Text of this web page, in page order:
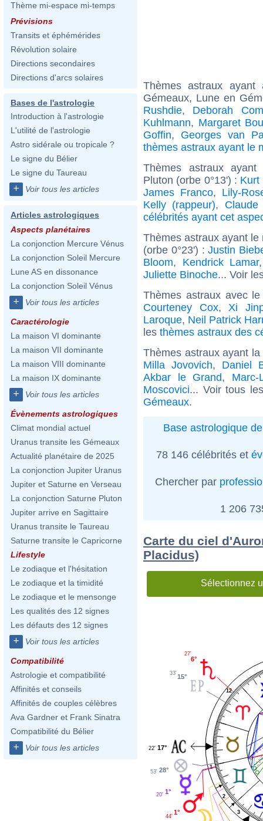
Thème mi-espace mi-temps
Prévisions
Transits et éphémérides
Révolution solaire
Directions secondaires
Directions d'arcs solaires
Bases de l'astrologie
Introduction à l'astrologie
L'utilité de l'astrologie
Astro sidérale ou tropicale ?
Le signe du Bélier
Le signe du Taureau
+ Voir tous les articles
Articles astrologiques
Aspects planétaires
La conjonction Mercure Vénus
La conjonction Soleil Mercure
Lune AS en dissonance
La conjonction Soleil Vénus
+ Voir tous les articles
Caractérologie
La maison VI dominante
La maison VII dominante
La maison VIII dominante
La maison IX dominante
+ Voir tous les articles
Évènements astrologiques
Climat mondial actuel
Uranus transite les Gémeaux
Actualité planétaire de 2025
La conjonction Jupiter Uranus
Jupiter et Saturne en Verseau
La conjonction Saturne Pluton
Jupiter arrive en Sagittaire
Uranus transite le Taureau
Saturne transite le Capricorne
Lifestyle
Le zodiaque et l'hésitation
Le zodiaque et la timidité
Le zodiaque et le mensonge
Les qualités des 12 signes
Les défauts des 12 signes
+ Voir tous les articles
Compatibilité
Astrologie et compatibilité
Affinités et conseils
Affinités de couples célèbres
Ava Gardner et Frank Sinatra
Compatibilité du Bélier
+ Voir tous les articles
Thèmes astraux
Gémeaux, Lune en
Rushdie, Deborah
Kuhlmann, Margaret
Goffin, Georges van
thèmes astraux ayant le
Thèmes astraux
Pluton (orbe 0°13') : Kurt
James Franco, Lily-
Kelly (rappeur), Claude
célébrités ayant cet
Thèmes astraux ayant
(orbe 0°23') :Justin
Bloom, Kendrick Lamar
Juliette Binoche... Voir
Thèmes astraux avec
Courteney Cox, Xi
Laroque, Neil Patrick
les thèmes astraux des
Thèmes astraux ayant
Milla Jovovich, Daniel
Akbar le Grand, Marc-
Moscovici... Voir tous
Gémeaux.
Base astrologique
78 146 célébrités et
Chercher par
1 206
Carte du ciel
Placidus)
Sélectionnez
1
2
3
12
6°
27'
15°
33'
17°
22'
28°
53'
1°
20'
1°
44'